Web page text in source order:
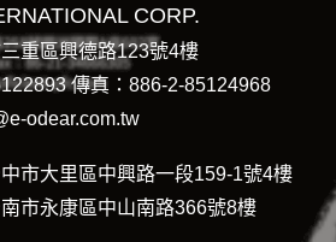
CORP.
重區興德路123號4樓
傳真：886-2-85124968
odear.com.tw
市大里區中興路一段159-1號4樓
市永康區中山南路366號8樓